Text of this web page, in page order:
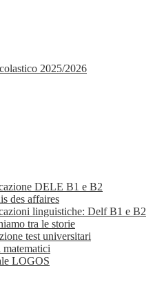
2025/2026
DELE B1 e B2
des affaires
linguistiche: Delf B1 e B2
tra le storie
test universitari
LOGOS